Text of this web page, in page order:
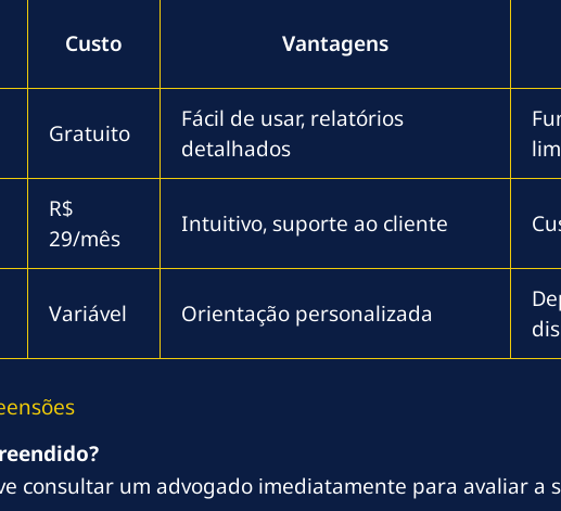
Custo Vantagens
Gratuito
Fácil de usar, relatórios
detalhados
R$
29/mês
Intuitivo, suporte ao cliente
Variável Orientação personalizada
consultar um advogado imediatamente para avaliar a